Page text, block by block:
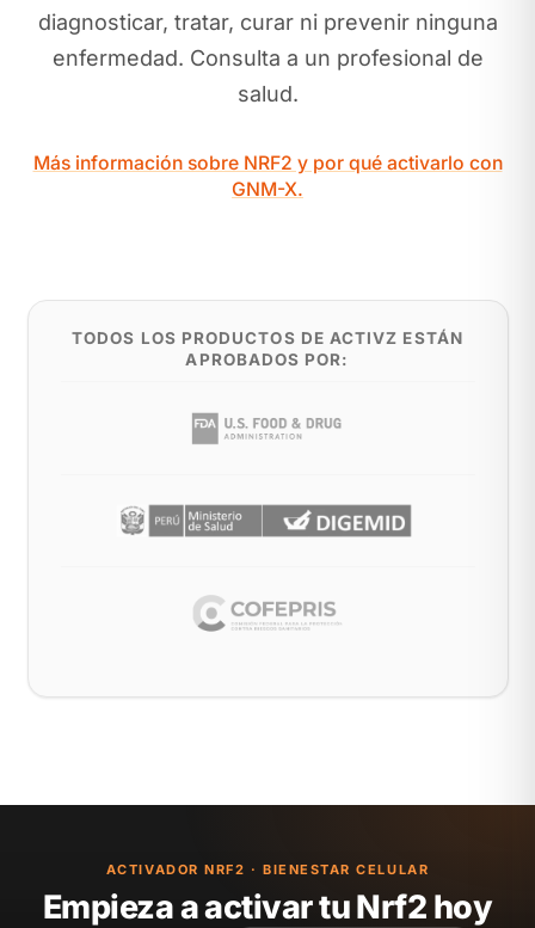
diagnosticar, tratar, curar ni prevenir ninguna
enfermedad. Consulta a un profesional de
salud.
Más información sobre NRF2 y por qué activarlo con
GNM-X.
TODOS LOS PRODUCTOS DE ACTIVZ ESTÁN
APROBADOS POR:
ACTIVADOR NRF2 · BIENESTAR CELULAR
Empieza a activar tu Nrf2 hoy